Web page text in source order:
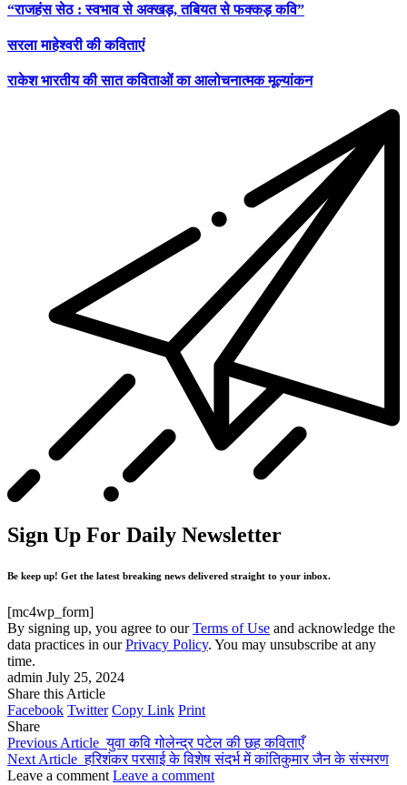
“राजहंस सेठ : स्वभाव से अक्खड़, तबियत से फक्कड़ कवि”
सरला माहेश्वरी की कविताएं
राकेश भारतीय की सात कविताओं का आलोचनात्मक मूल्यांकन
Sign Up For Daily Newsletter
Be keep up! Get the latest breaking news delivered straight to your inbox.
[mc4wp_form]
By signing up, you agree to ourTerms of Use and acknowledge the
data practices in ourPrivacy Policy. You may unsubscribe at any
time.
admin July 25, 2024
Share this Article
Facebook Twitter Copy Link Print
Share
Previous Article युवा कवि गोलेन्द्र पटेल की छह कविताएँ
Next Article हरिशंकर परसाई के विशेष संदर्भ में कांतिकुमार जैन के संस्मरण
Leave a comment Leave a comment